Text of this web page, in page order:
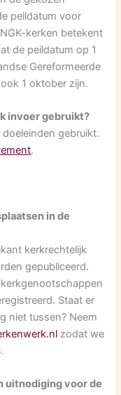
peildatum voor
kerken betekent
de peildatum op 1
Gereformeerde
1 oktober zijn.
invoer gebruikt?
gebruikt.
.
in de
kerkrechtelijk
gepubliceerd.
Staat er
niet tussen? Neem
zodat we
uitnodiging voor de